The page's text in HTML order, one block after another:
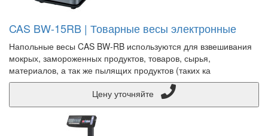
CAS BW-15RB | Товарные весы электронные
Напольные весы CAS BW-RB используются для взвешивания
мокрых, замороженных продуктов, товаров, сырья,
материалов, а так же пылящих продуктов (таких ка